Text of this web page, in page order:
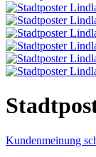
Kundenmeinung